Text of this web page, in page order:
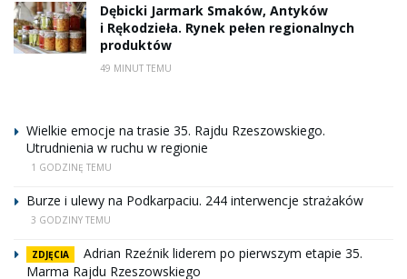
Dębicki Jarmark Smaków, Antyków
i Rękodzieła. Rynek pełen regionalnych
produktów
49 MINUT TEMU
Wielkie emocje na trasie 35. Rajdu Rzeszowskiego.
Utrudnienia w ruchu w regionie
1 GODZINĘ TEMU
Burze i ulewy na Podkarpaciu. 244 interwencje strażaków
3 GODZINY TEMU
ZDJĘCIA
Adrian Rzeźnik liderem po pierwszym etapie 35.
Marma Rajdu Rzeszowskiego